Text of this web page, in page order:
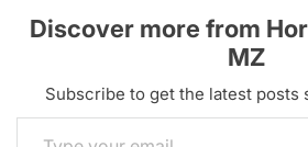
Discover more from
MZ
Subscribe to get the latest posts
Type your email…